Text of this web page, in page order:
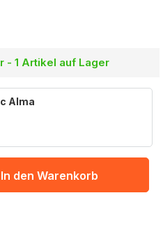
- 1 Artikel auf Lager
Alma
In den Warenkorb